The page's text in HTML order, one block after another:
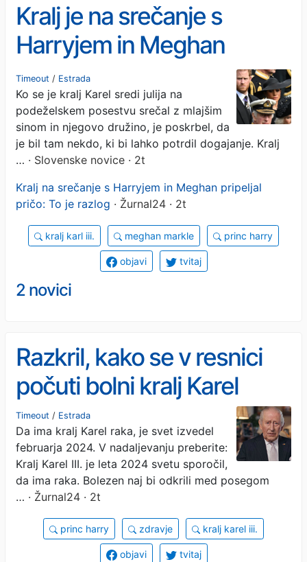
Kralj je na srečanje s
Harryjem in Meghan
pripeljal pričo: koga in
zakaj?
Timeout / Estrada
Ko se je kralj Karel sredi julija na
podeželskem posestvu srečal z mlajšim
sinom in njegovo družino, je poskrbel, da
je bil tam nekdo, ki bi lahko potrdil dogajanje. Kralj
… · Slovenske novice · 2t
Kralj na srečanje s Harryjem in Meghan pripeljal
pričo: To je razlog · Žurnal24 · 2t
kralj karl iii. meghan markle princ harry
objavi tvitaj
2 novici
Razkril, kako se v resnici
počuti bolni kralj Karel
Timeout / Estrada
Da ima kralj Karel raka, je svet izvedel
februarja 2024. V nadaljevanju preberite:
Kralj Karel III. je leta 2024 svetu sporočil,
da ima raka. Bolezen naj bi odkrili med posegom
… · Žurnal24 · 2t
princ harry zdravje kralj karel iii.
objavi tvitaj